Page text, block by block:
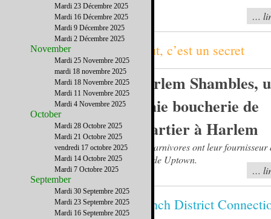
…
Chut, c’est un secret
Harlem Shambles,
vraie boucherie de
quartier à Harlem
Les carnivores ont leur fournisseur
coin de Uptown.
…
French District
Mardi 23 Décembre 2025
Mardi 16 Décembre 2025
Mardi 9 Décembre 2025
Mardi 2 Décembre 2025
November
Mardi 25 Novembre 2025
mardi 18 novembre 2025
Mardi 18 Novembre 2025
Mardi 11 Novembre 2025
Mardi 4 Novembre 2025
October
Mardi 28 Octobre 2025
Mardi 21 Octobre 2025
vendredi 17 octobre 2025
Mardi 14 Octobre 2025
Mardi 7 Octobre 2025
September
Mardi 30 Septembre 2025
Mardi 23 Septembre 2025
Mardi 16 Septembre 2025